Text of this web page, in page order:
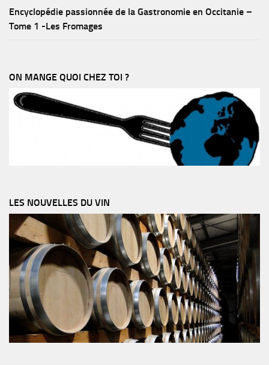
Encyclopédie passionnée de la Gastronomie en Occitanie –
Tome 1 -Les Fromages
ON MANGE QUOI CHEZ TOI ?
LES NOUVELLES DU VIN